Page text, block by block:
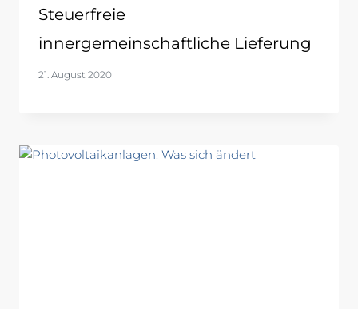
Steuerfreie
innergemeinschaftliche Lieferung
21. August 2020